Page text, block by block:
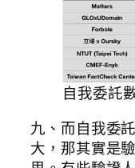
自我委託
九、而自我委
大，那其實是